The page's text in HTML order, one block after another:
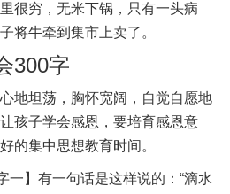
很穷，无米下锅，只有一头病
将牛牵到集市上卖了。
300字
地坦荡，胸怀宽阔，自觉自愿地
孩子学会感恩，要培育感恩意
的集中思想教育时间。
一】有一句话是这样说的：“滴水